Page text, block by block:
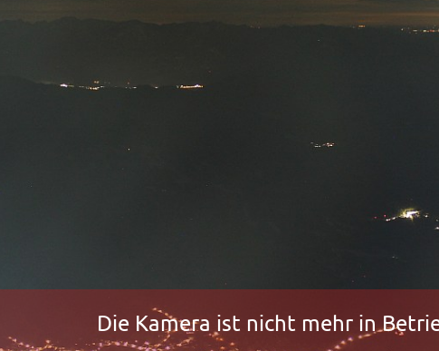
Die Kamera ist nicht mehr in